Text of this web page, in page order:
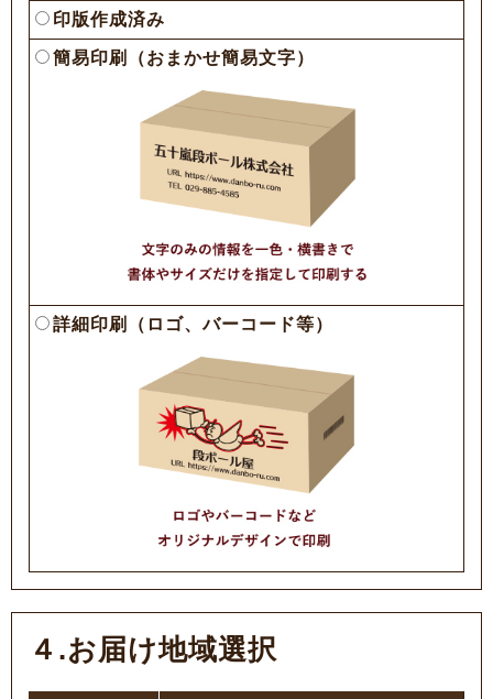
印版作成済み
簡易印刷（おまかせ簡易文字）
詳細印刷（ロゴ、バーコード等）
４.お届け地域選択